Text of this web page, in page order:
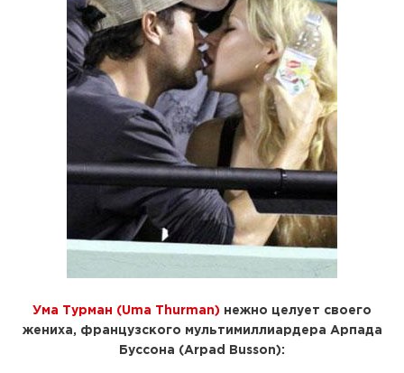
Ума Турман (Uma Thurman) нежно целует своего
жениха, французского мультимиллиардера Арпада
Буссона (Arpad Busson):